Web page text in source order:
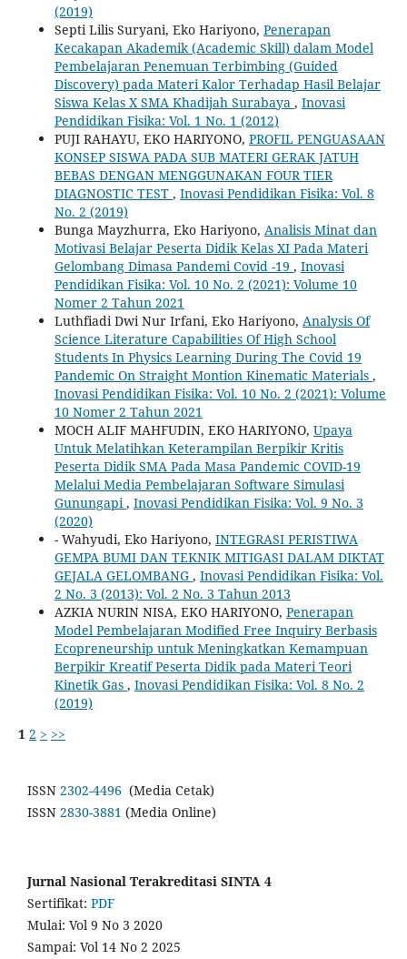
(2019)
Septi Lilis Suryani, Eko Hariyono, Penerapan
Kecakapan Akademik (Academic Skill) dalam Model
Pembelajaran Penemuan ‎Terbimbing (Guided
Discovery) pada Materi Kalor Terhadap Hasil Belajar
Siswa Kelas X SMA ‎Khadijah Surabaya , Inovasi
Pendidikan Fisika: Vol. 1 No. 1 (2012)
PUJI RAHAYU, EKO HARIYONO, PROFIL PENGUASAAN
KONSEP SISWA PADA SUB MATERI GERAK JATUH
BEBAS DENGAN MENGGUNAKAN FOUR TIER
DIAGNOSTIC TEST , Inovasi Pendidikan Fisika: Vol. 8
No. 2 (2019)
Bunga Mayzhurra, Eko Hariyono, Analisis Minat dan
Motivasi Belajar Peserta Didik Kelas XI Pada Materi
Gelombang Dimasa Pandemi Covid -19 , Inovasi
Pendidikan Fisika: Vol. 10 No. 2 (2021): Volume 10
Nomer 2 Tahun 2021
Luthfiadi Dwi Nur Irfani, Eko Hariyono, Analysis Of
Science Literature Capabilities Of High School
Students In Physics Learning During The Covid 19
Pandemic On Straight Montion Kinematic Materials ,
Inovasi Pendidikan Fisika: Vol. 10 No. 2 (2021): Volume
10 Nomer 2 Tahun 2021
MOCH ALIF MAHFUDIN, EKO HARIYONO, Upaya
Untuk Melatihkan Keterampilan Berpikir Kritis
Peserta Didik SMA Pada Masa Pandemic COVID-19
Melalui Media Pembelajaran Software Simulasi
Gunungapi , Inovasi Pendidikan Fisika: Vol. 9 No. 3
(2020)
- Wahyudi, Eko Hariyono, INTEGRASI PERISTIWA
GEMPA BUMI DAN TEKNIK MITIGASI DALAM DIKTAT
GEJALA GELOMBANG , Inovasi Pendidikan Fisika: Vol.
2 No. 3 (2013): Vol. 2 No. 3 Tahun 2013
AZKIA NURIN NISA, EKO HARIYONO, Penerapan
Model Pembelajaran Modified Free Inquiry Berbasis
Ecopreneurship untuk Meningkatkan Kemampuan
Berpikir Kreatif Peserta Didik pada Materi Teori
Kinetik Gas , Inovasi Pendidikan Fisika: Vol. 8 No. 2
(2019)
1 2 > >>
ISSN 2302-4496 (Media Cetak)
ISSN 2830-3881 (Media Online)
Jurnal Nasional Terakreditasi SINTA 4
Sertifikat: PDF
Mulai: Vol 9 No 3 2020
Sampai: Vol 14 No 2 2025